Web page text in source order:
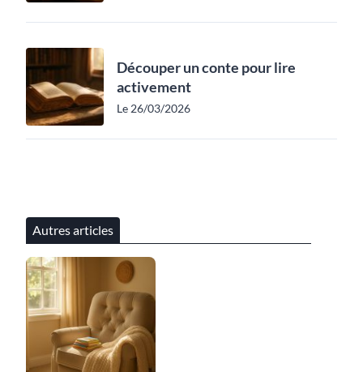
Découper un conte pour lire
activement
Le 26/03/2026
Autres articles